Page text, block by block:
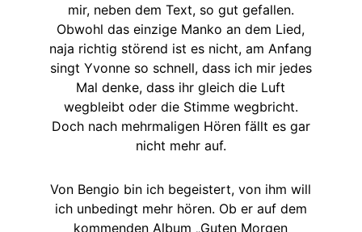
mir, neben dem Text, so gut gefallen.
Obwohl das einzige Manko an dem Lied,
naja richtig störend ist es nicht, am Anfang
singt Yvonne so schnell, dass ich mir jedes
Mal denke, dass ihr gleich die Luft
wegbleibt oder die Stimme wegbricht.
Doch nach mehrmaligen Hören fällt es gar
nicht mehr auf.
Von Bengio bin ich begeistert, von ihm will
ich unbedingt mehr hören. Ob er auf dem
kommenden Album „Guten Morgen